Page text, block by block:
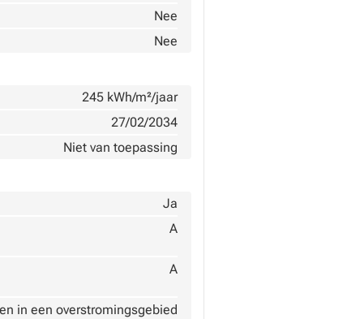
Nee
Nee
245 kWh/m²/jaar
27/02/2034
Niet van toepassing
Ja
A
A
in een overstromingsgebied